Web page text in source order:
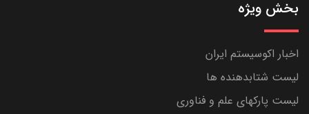
بخش ویژه
اخبار اکوسیستم ایران
لیست شتابدهنده ها
لیست پارکهای علم و فناوری